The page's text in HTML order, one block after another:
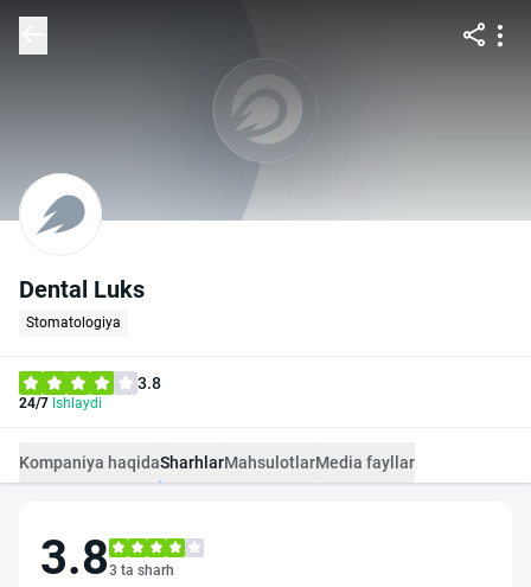
Dental Luks
Stomatologiya
3.8
24/7 Ishlaydi
Kompaniya haqidaSharhlarMahsulotlarMedia fayllar
3.83 ta sharh